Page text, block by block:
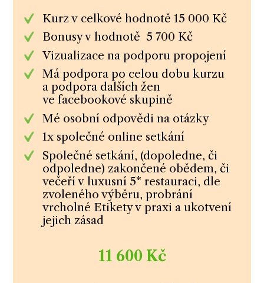
Kurz v celkové hodnotě 15 000 Kč
Bonusy v hodnotě 5 700 Kč
Vizualizace na podporu propojení
Má podpora po celou dobu kurzu
a podpora dalších žen
ve facebookové skupině
Mé osobní odpovědi na otázky
1x společné online setkání
Společné setkání, (dopoledne, či
odpoledne) zakončené obědem, či
večeří v luxusní 5* restauraci, dle
zvoleného výběru, probrání
vrcholné Etikety v praxi a ukotvení
jejich zásad
11 600 Kč